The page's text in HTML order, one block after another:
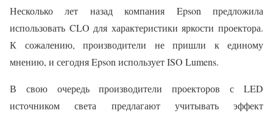
Несколько лет назад компания Epson предложила
использовать CLO для характеристики яркости проектора.
К сожалению, производители не пришли к единому
мнению, и сегодня Epson использует ISO Lumens.
В свою очередь производители проекторов с LED
источником света предлагают учитывать эффект